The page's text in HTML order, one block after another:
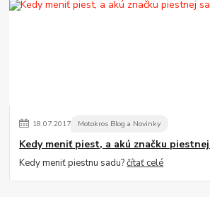
18.07.2017 Motokros Blog a Novinky
Kedy meniť piest, a akú značku
Kedy meniť piestnu sadu?čítať celé